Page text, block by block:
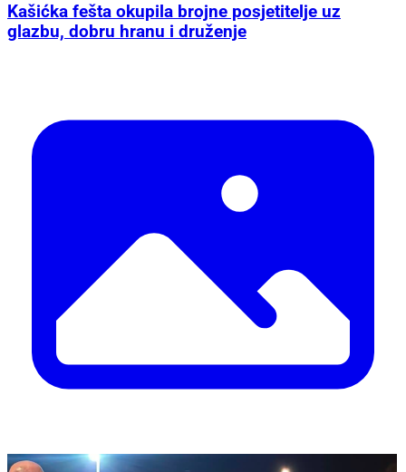
Kašićka fešta okupila brojne posjetitelje uz
glazbu, dobru hranu i druženje